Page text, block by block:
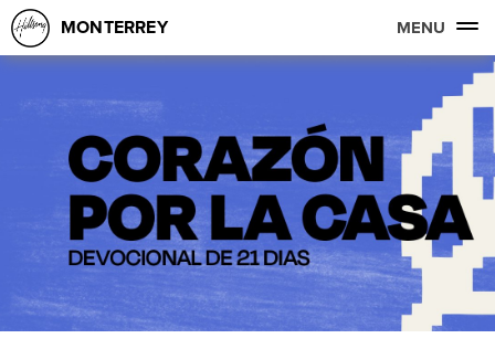
MONTERREY MENU